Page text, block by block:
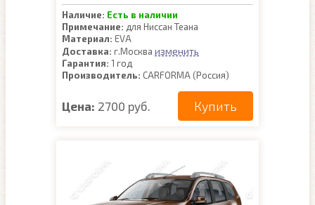
Наличие: Есть в наличии
Примечание: для Ниссан Теана
Материал: EVA
Доставка: г.Москва изменить
Гарантия: 1 год
Производитель: CARFORMA (Россия)
Цена: 2700 руб. Купить